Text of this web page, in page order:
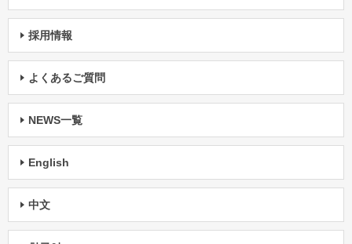
採用情報
よくあるご質問
NEWS一覧
English
中文